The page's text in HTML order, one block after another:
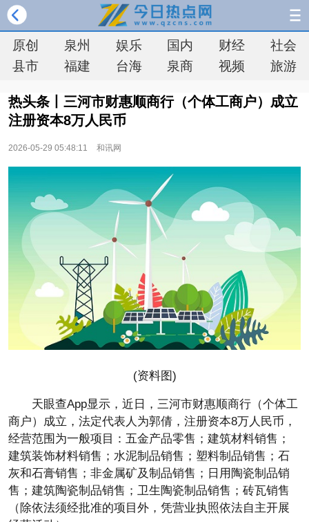
原创 泉州 娱乐 国内 财经
社会
县市
福建 台海 泉商 视频 旅游
热头条丨三河市财惠顺商行（个体工商户）成立
注册资本8万人民币
2026-05-29 05:48:11 和讯网
(资料图)
天眼查App显示，近日，三河市财惠顺商行（个体工
商户）成立，法定代表人为郭倩，注册资本8万人民币，
经营范围为一般项目：五金产品零售；建筑材料销售；
建筑装饰材料销售；水泥制品销售；塑料制品销售；石
灰和石膏销售；非金属矿及制品销售；日用陶瓷制品销
售；建筑陶瓷制品销售；卫生陶瓷制品销售；砖瓦销售
（除依法须经批准的项目外，凭营业执照依法自主开展